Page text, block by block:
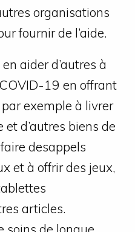
organisations
fournir de l’aide.
aider d’autres à
19 en offrant
exemple à livrer
et d’autres biens de
desappels
et à offrir des jeux,
articles.